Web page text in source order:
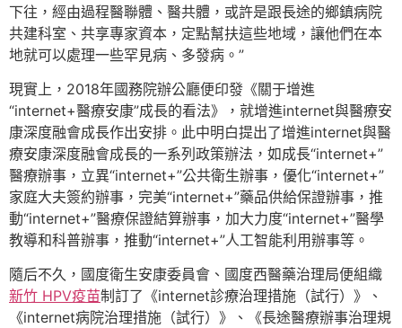
下往，經由過程醫聯體、醫共體，或許是跟長途的鄉鎮病院
共建科室、共享專家資本，定點幫扶這些地域，讓他們在本
地就可以處理一些罕見病、多發病。”
現實上，2018年國務院辦公廳便印發《關于增進
“internet+醫療安康”成長的看法》，就增進internet與醫療安
康深度融會成長作出安排。此中明白提出了增進internet與醫
療安康深度融會成長的一系列政策辦法，如成長“internet+”
醫療辦事，立異“internet+”公共衛生辦事，優化“internet+”
家庭大夫簽約辦事，完美“internet+”藥品供給保證辦事，推
動“internet+”醫療保證結算辦事，加大力度“internet+”醫學
教導和科普辦事，推動“internet+”人工智能利用辦事等。
隨后不久，國度衛生安康委員會、國度西醫藥治理局便組織
新竹 HPV疫苗制訂了《internet診療治理措施（試行）》、
《internet病院治理措施（試行）》、《長途醫療辦事治理規